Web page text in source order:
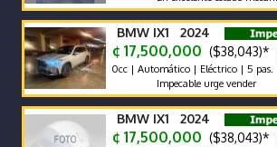
BMW IX1 2024
¢ 17,500,000 ($38,043)*
0cc | Automático | Eléctrico | 5 pas.
Impecable urge vender
BMW IX1 2024
¢ 17,500,000 ($38,043)*